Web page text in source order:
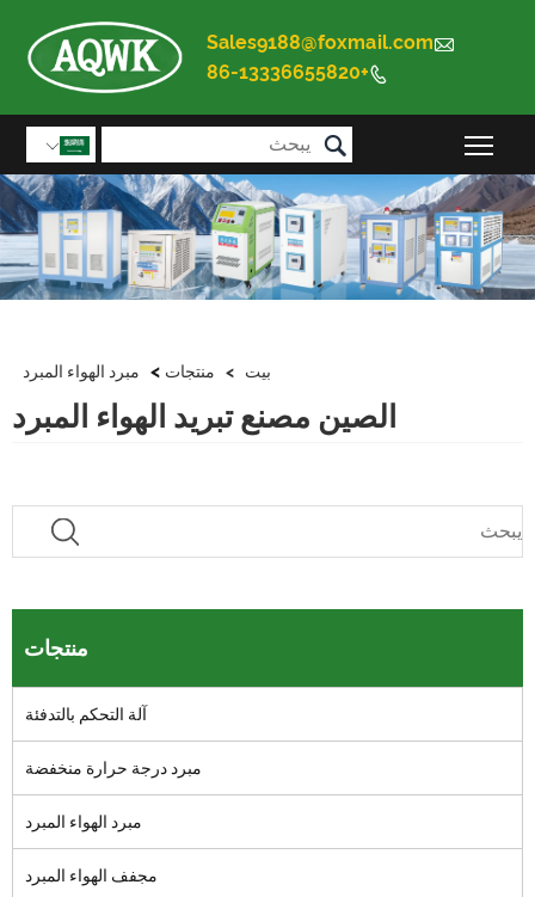

Sales9188@foxmail.com

+86-13336655820
 
تبديل رؤية القائمة الرئيسية
بيت > منتجات > مبرد الهواء المبرد
الصين مصنع تبريد الهواء المبرد
منتجات
آلة التحكم بالتدفئة
مبرد درجة حرارة منخفضة
مبرد الهواء المبرد
مجفف الهواء المبرد